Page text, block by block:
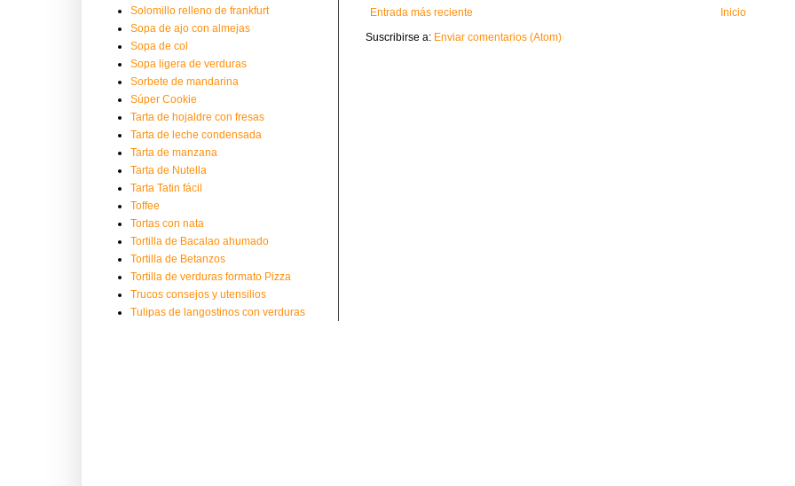
Entrada más reciente
Inicio
Suscribirse a: Enviar comentarios (Atom)
Solomillo relleno de frankfurt
Sopa de ajo con almejas
Sopa de col
Sopa ligera de verduras
Sorbete de mandarina
Súper Cookie
Tarta de hojaldre con fresas
Tarta de leche condensada
Tarta de manzana
Tarta de Nutella
Tarta Tatin fácil
Toffee
Tortas con nata
Tortilla de Bacalao ahumado
Tortilla de Betanzos
Tortilla de verduras formato Pizza
Trucos consejos y utensilios
Tulipas de langostinos con verduras